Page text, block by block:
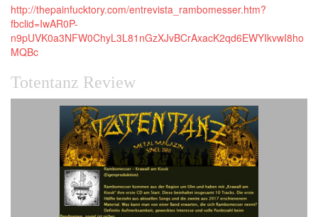
http://thepainfucktory.com/entrevista_rambomesser.htm?
fbclid=IwAR0P-
n9pUVK0a3NFW0ChyL3L81nGzXJvBCrAxacK2qd6EWYIkvwI8ho
MQBc
Totentanz Review